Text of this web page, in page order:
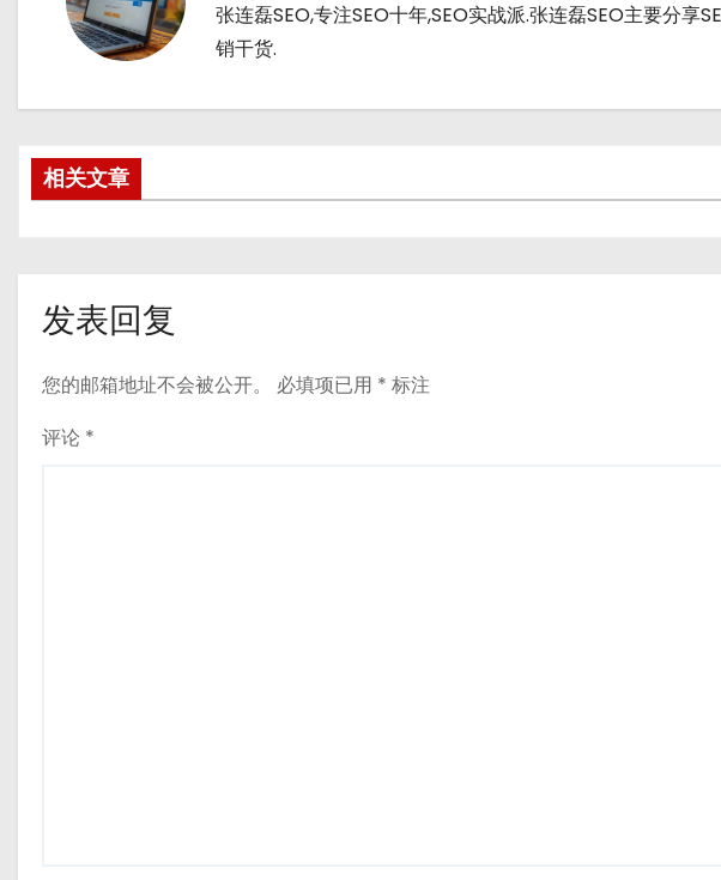
张连磊SEO,专注SEO十年,SEO实战派.张连磊SEO主要分
销干货.
相关文章
发表回复
您的邮箱地址不会被公开。 必填项已用 * 标注
评论 *